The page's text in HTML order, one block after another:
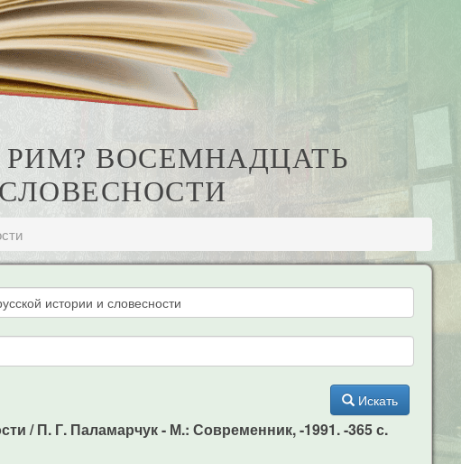
ВОСЕМНАДЦАТЬ
Искать
/ П. Г. Паламарчук - М.: Современник, -1991. -365 с.